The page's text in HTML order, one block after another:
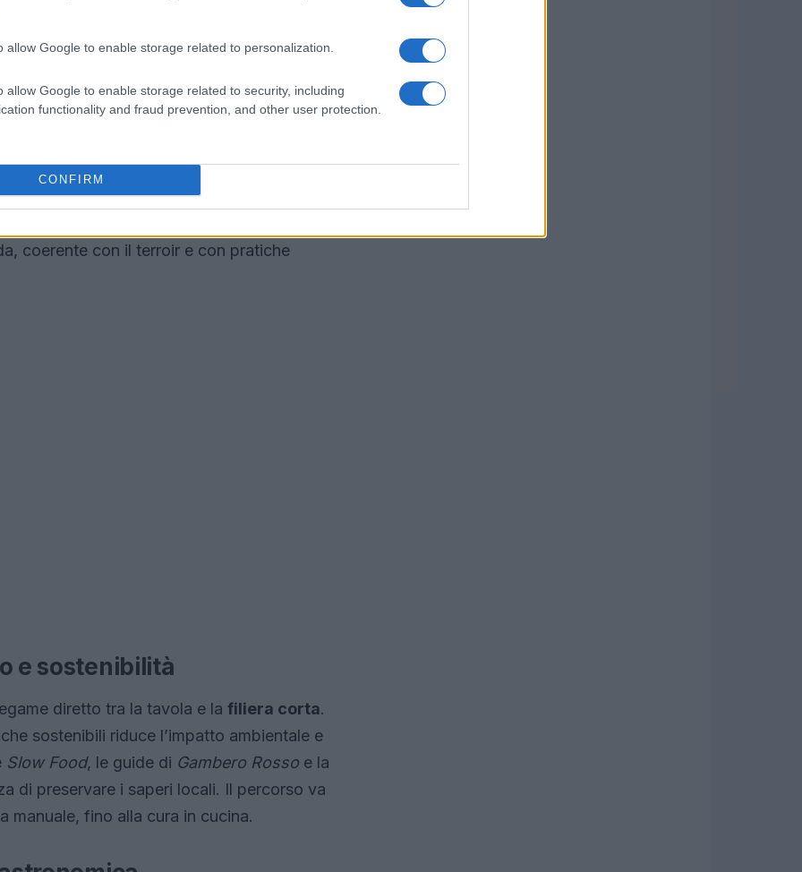
allow Google to enable storage related to personalization.
allow Google to enable storage related to security, including
functionality and fraud prevention, and other user protection.
CONFIRM
prima, la
carciofo. Elena Marchetti sottolinea che
la consistenza scioglievole. Una leggera
con un fermentato di limone o una
una nota moderna senza snaturare il
filiera cortaimplica inoltre di modulare i tempi
raccolti in anticipo richiedono minuti
fibrosità. Il risultato atteso è un carciofo
coerente con il terroir e con pratiche
e sostenibilità
diretto tra la tavola e la filiera corta.
sostenibili riduce l’impatto ambientale e
Slow Food, le guide di Gambero Rosso e la
di preservare i saperi locali. Il percorso va
manuale, fino alla cura in cucina.